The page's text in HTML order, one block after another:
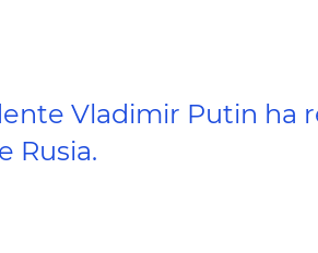
Vladimir Putin ha
Rusia.